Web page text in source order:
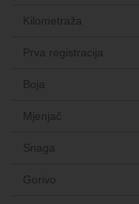
Kilometraža
Prva registracija
Boja
Mjenjač
Snaga
Gorivo